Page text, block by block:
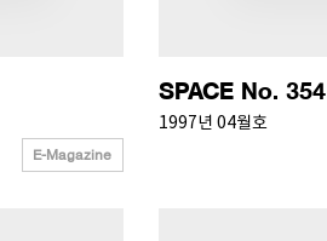
E-Magazine
SPACE No. 354
1997년 04월호